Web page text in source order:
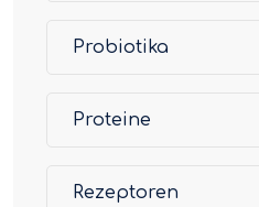
Probiotika
Proteine
Rezeptoren